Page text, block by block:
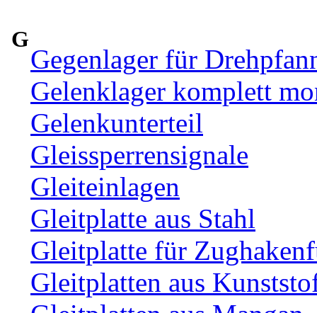
G
Gegenlager für
Gelenklager komplett
Gelenkunterteil
Gleissperrensignale
Gleiteinlagen
Gleitplatte aus Stahl
Gleitplatte für
Gleitplatten aus